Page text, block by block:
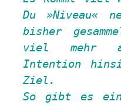
Du Niveau
bisher
viel mehr
Intention
Ziel.
So gibt es